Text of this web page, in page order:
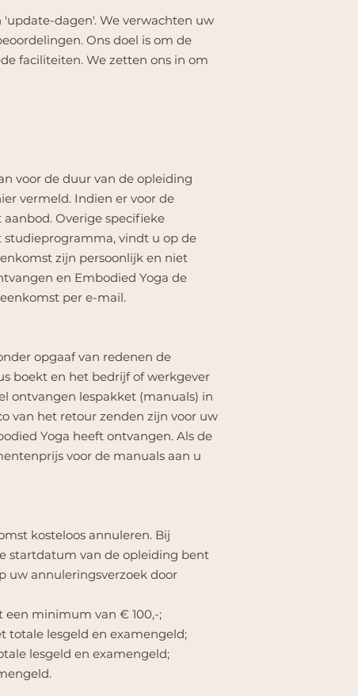
dagen'. We verwachten uw
Ons doel is om de
faciliteiten. We zetten ons in om
voor de duur van de opleiding
vermeld. Indien er voor de
Overige specifieke
studieprogramma, vindt u op de
zijn persoonlijk en niet
en Embodied Yoga de
per e-mail.
opgaaf van redenen de
boekt en het bedrijf of werkgever
ontvangen lespakket (manuals) in
van het retour zenden zijn voor uw
Yoga heeft ontvangen. Als de
voor de manuals aan u
kosteloos annuleren. Bij
startdatum van de opleiding bent
uw annuleringsverzoek door
een minimum van € 100,-;
totale lesgeld en examengeld;
lesgeld en examengeld;